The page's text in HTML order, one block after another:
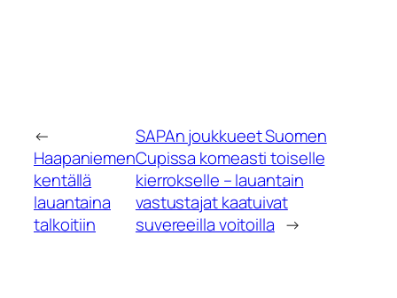
←
Haapaniemen
kentällä
lauantaina
talkoitiin
SAPAn joukkueet Suomen
Cupissa komeasti toiselle
kierrokselle – lauantain
vastustajat kaatuivat
suvereeilla voitoilla →